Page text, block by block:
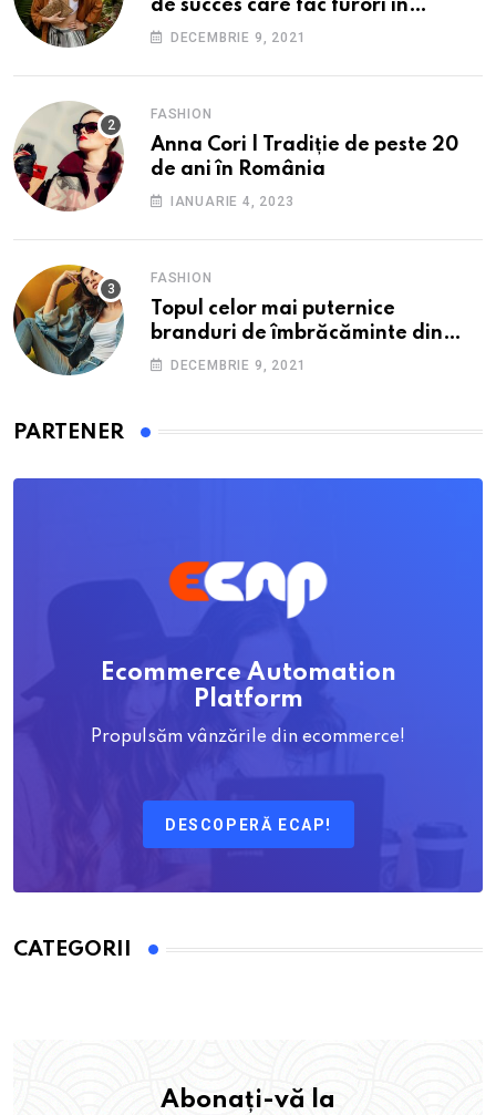
de succes care fac furori în
străinătate.
DECEMBRIE 9, 2021
FASHION
Anna Cori | Tradiție de peste 20
de ani în România
IANUARIE 4, 2023
FASHION
Topul celor mai puternice
branduri de îmbrăcăminte din
România: O incursiune în
DECEMBRIE 9, 2021
PARTENER
Ecommerce Automation
Platform
Propulsăm vânzările din ecommerce!
DESCOPERĂ ECAP!
CATEGORII
Abonați-vă la